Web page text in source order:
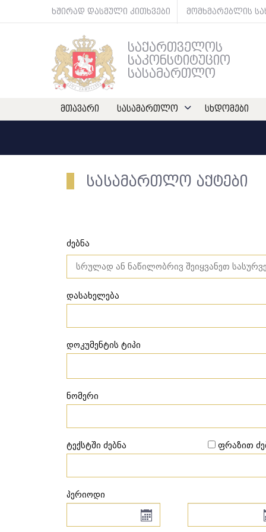
ხშირად დასმული კითხვები მომხმარებლის
საქართველოს
საკონსტიტუციო
სასამართლო
მთავარი სასამართლო სხდომები
სასამართლო აქტები
ძებნა
დასახელება
დოკუმენტის ტიპი
ნომერი
ტექსტში ძებნა ფრაზით
პერიოდი